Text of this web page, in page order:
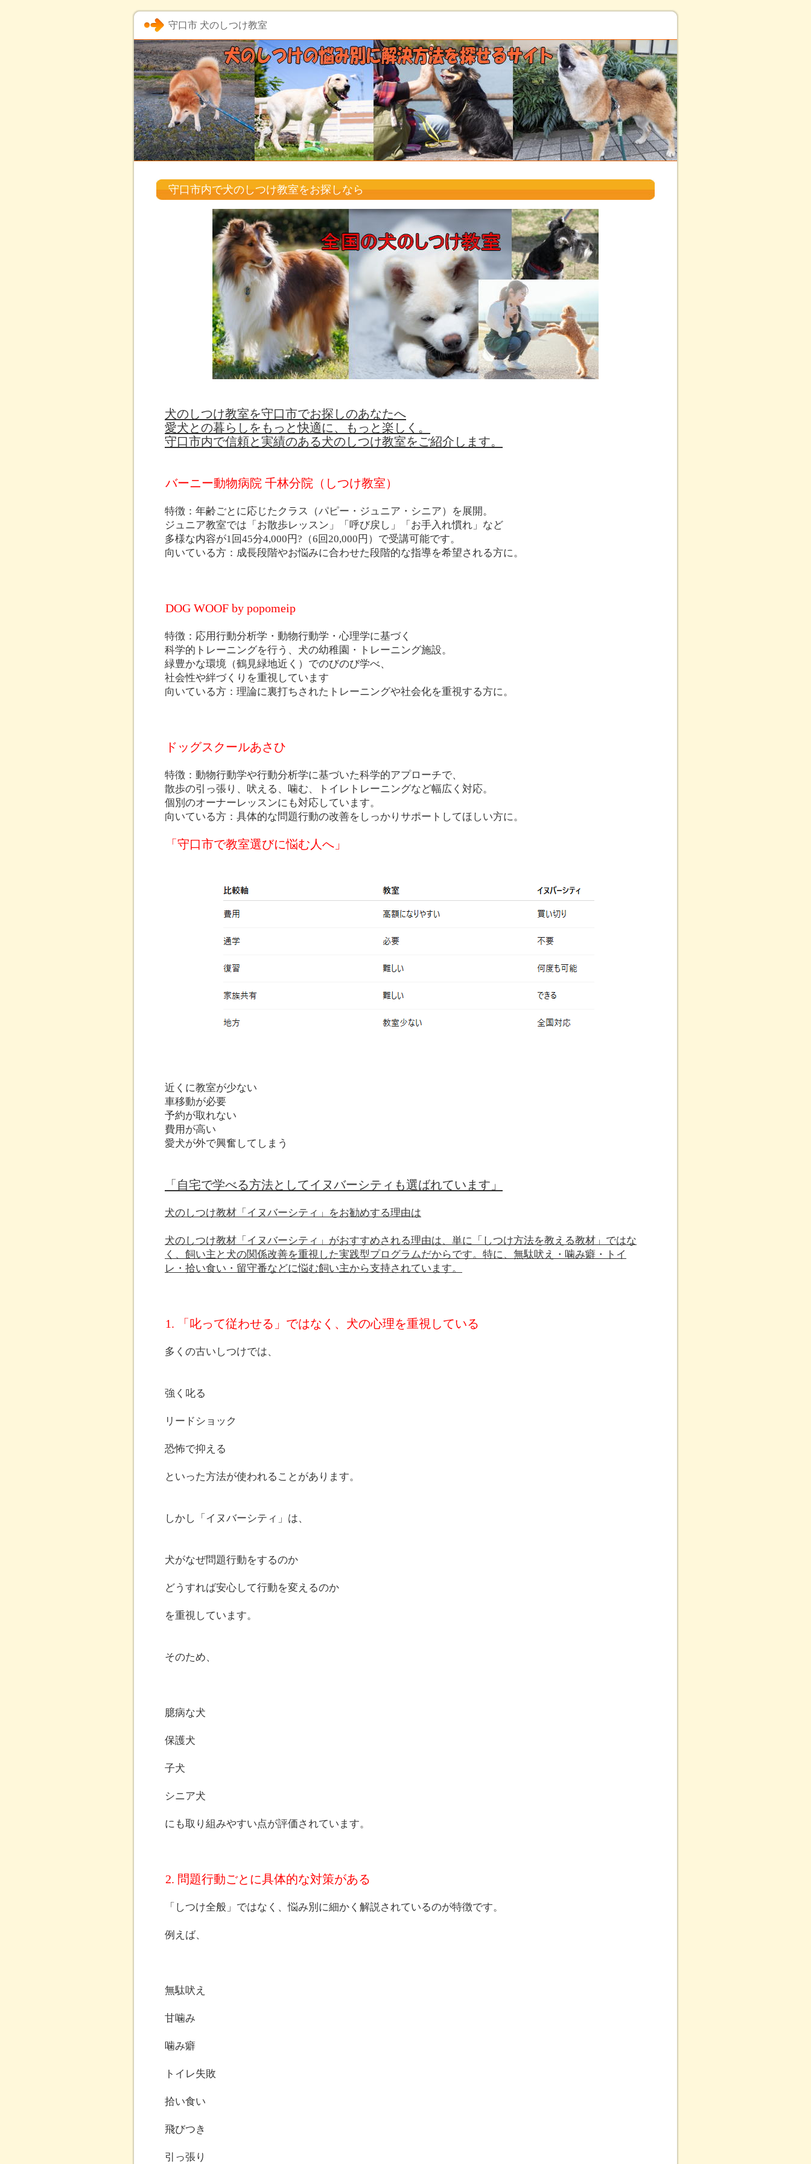
守口市 犬のしつけ教室
守口市内で犬のしつけ教室をお探しなら
犬のしつけ教室を守口市でお探しのあなたへ
愛犬との暮らしをもっと快適に、もっと楽しく。
守口市内で信頼と実績のある犬のしつけ教室をご紹介します。
バーニー動物病院 千林分院（しつけ教室）
特徴：年齢ごとに応じたクラス（パピー・ジュニア・シニア）を展開。
ジュニア教室では「お散歩レッスン」「呼び戻し」「お手入れ慣れ」など
多様な内容が1回45分4,000円?（6回20,000円）で受講可能です。
向いている方：成長段階やお悩みに合わせた段階的な指導を希望される方に。
DOG WOOF by popomeip
特徴：応用行動分析学・動物行動学・心理学に基づく
科学的トレーニングを行う、犬の幼稚園・トレーニング施設。
緑豊かな環境（鶴見緑地近く）でのびのび学べ、
社会性や絆づくりを重視しています
向いている方：理論に裏打ちされたトレーニングや社会化を重視する方に。
ドッグスクールあさひ
特徴：動物行動学や行動分析学に基づいた科学的アプローチで、
散歩の引っ張り、吠える、噛む、トイレトレーニングなど幅広く対応。
個別のオーナーレッスンにも対応しています。
向いている方：具体的な問題行動の改善をしっかりサポートしてほしい方に。
「守口市で教室選びに悩む人へ」
近くに教室が少ない
車移動が必要
予約が取れない
費用が高い
愛犬が外で興奮してしまう
「自宅で学べる方法としてイヌバーシティも選ばれています」
犬のしつけ教材「イヌバーシティ」をお勧めする理由は
犬のしつけ教材「イヌバーシティ」がおすすめされる理由は、単に「しつけ方法を教える教材」ではな
く、飼い主と犬の関係改善を重視した実践型プログラムだからです。特に、無駄吠え・噛み癖・トイ
レ・拾い食い・留守番などに悩む飼い主から支持されています。
1. 「叱って従わせる」ではなく、犬の心理を重視している
多くの古いしつけでは、
強く叱る
リードショック
恐怖で抑える
といった方法が使われることがあります。
しかし「イヌバーシティ」は、
犬がなぜ問題行動をするのか
どうすれば安心して行動を変えるのか
を重視しています。
そのため、
臆病な犬
保護犬
子犬
シニア犬
にも取り組みやすい点が評価されています。
2. 問題行動ごとに具体的な対策がある
「しつけ全般」ではなく、悩み別に細かく解説されているのが特徴です。
例えば、
無駄吠え
甘噛み
噛み癖
トイレ失敗
拾い食い
飛びつき
引っ張り